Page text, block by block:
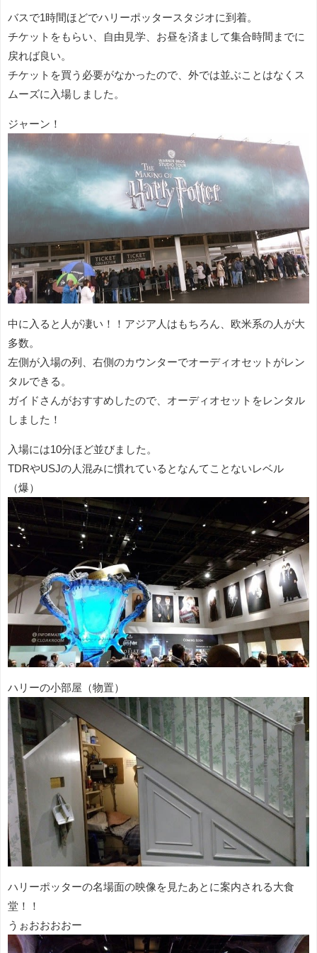
バスで1時間ほどでハリーポッタースタジオに到着。
チケットをもらい、自由見学、お昼を済まして集合時間までに
戻れば良い。
チケットを買う必要がなかったので、外では並ぶことはなくス
ムーズに入場しました。
ジャーン！
中に入ると人が凄い！！アジア人はもちろん、欧米系の人が大
多数。
左側が入場の列、右側のカウンターでオーディオセットがレン
タルできる。
ガイドさんがおすすめしたので、オーディオセットをレンタル
しました！
入場には10分ほど並びました。
TDRやUSJの人混みに慣れているとなんてことないレベル
（爆）
ハリーの小部屋（物置）
ハリーポッターの名場面の映像を見たあとに案内される大食
堂！！
うぉおおおおー